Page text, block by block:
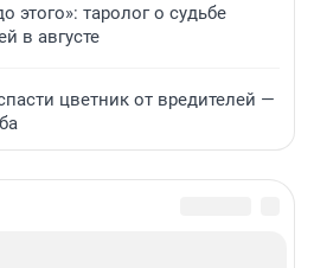
этого»: таролог о судьбе
в августе
цветник от вредителей —